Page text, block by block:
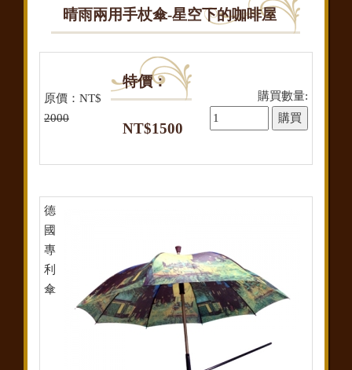
晴雨兩用手杖傘-星空下的咖啡屋
原價：NT$
2000
特價：
NT$1500
購買數量:
德
國
專
利
傘